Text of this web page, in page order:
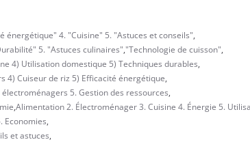
4. "Cuisine" 5. "Astuces et conseils",
5. "Astuces culinaires","Technologie de cuisson",
4) Utilisation domestique 5) Techniques durables,
4) Cuiseur de riz 5) Efficacité énergétique,
5. Gestion des ressources,
,Alimentation 2. Électroménager 3. Cuisine 4. Énergie 5.
Economies,
et astuces,